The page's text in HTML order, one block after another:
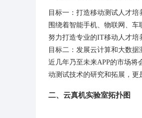
目标一：打造移动测试人才培
围绕着智能手机、物联网、
努力打造专业的IT移动人才培
目标二：发展云计算和大数据
近几年乃至未来APP的市场将
动测试技术的研究和拓展，更
二、云真机实验室拓扑图